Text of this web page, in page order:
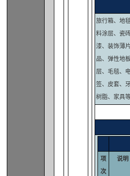
旅行箱、地
料涂层、瓷
漆、装饰薄
品、弹性地
层、毛毯、
签、皮套、
树脂、家具等
项
次
说明